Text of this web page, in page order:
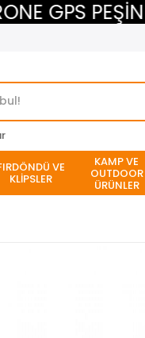
GPS PEŞİN
VE
KLİPSLER
KAMP VE
OUTDOOR
ÜRÜNLER